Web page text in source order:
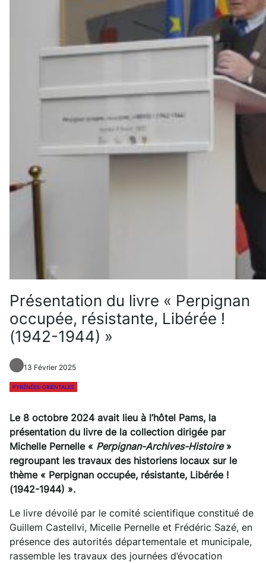
Présentation du livre « Perpignan
occupée, résistante, Libérée !
(1942-1944) »
13 Février 2025
PYRÉNÉES-ORIENTALES
Le 8 octobre 2024 avait lieu à l’hôtel Pams, la
présentation du livre de la collection dirigée par
Michelle Pernelle « Perpignan-Archives-Histoire»
regroupant les travaux des historiens locaux sur le
thème « Perpignan occupée, résistante, Libérée !
(1942-1944) ».
Le livre dévoilé par le comité scientifique constitué de
Guillem Castellvi, Micelle Pernelle et Frédéric Sazé, en
présence des autorités départementale et municipale,
rassemble les travaux des journées d’évocation